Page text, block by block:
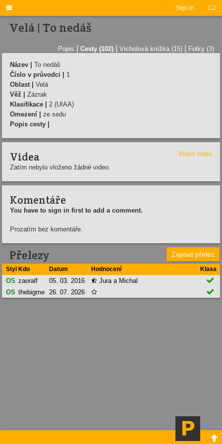
Sign in CZ

Velá | To nedáš
Popis Cesty (102) Vrcholová knížka (15) Fotky (3)
Název |
To nedáš
Číslo v průvodci |
1
Oblast |
Velá
Věž |
Zázrak
Klasifikace |
2 (UIAA)
Omezení |
ze sedu
Popis cesty |
Videa
Vložit video
Zatím nebylo vloženo žádné video.
Komentáře
You have to sign in first to add a comment.
Prozatím bez komentáře.
Přelezy Zapsat přelez
Styl Kdo Datum Hodnocení Klasa
OS zaoralf 05. 03. 2016  Jura a Michal

OS thebigme 26. 07. 2026  
